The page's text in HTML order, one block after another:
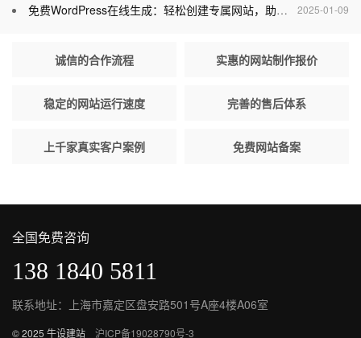
2025-01-09
免费WordPress在线生成：轻松创建专属网站，助力个人与企业腾飞
诚信的合作流程 实惠的网站制作报价
稳定的网站运行速度 完善的售后体系
上千家真实客户案例 免费网站备案
全国免费咨询
138 1840 5811
联系地址：上海市嘉定区盘安路501号A座4楼A06室
© 2025 牛设建站 沪ICP备19028790号-3